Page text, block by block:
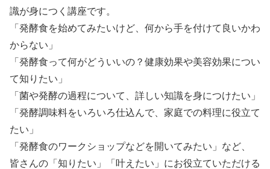
識が身につく講座です。
「発酵食を始めてみたいけど、何から手を付けて良いかわ
からない」
「発酵食って何がどういいの？健康効果や美容効果につい
て知りたい」
「菌や発酵の過程について、詳しい知識を身につけたい」
「発酵調味料をいろいろ仕込んで、家庭での料理に役立て
たい」
「発酵食のワークショップなどを開いてみたい」など、
皆さんの「知りたい」「叶えたい」にお役立ていただける